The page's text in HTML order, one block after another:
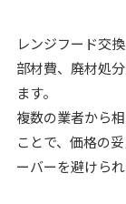
レンジフード交
部材費、廃材処
ます。
複数の業者から
ことで、価格の
ーバーを避けられ